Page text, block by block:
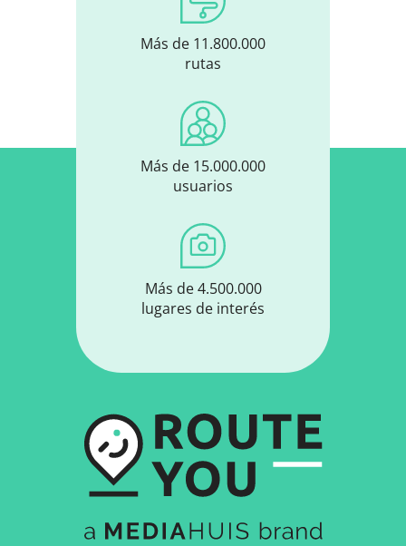
Más de 11.800.000
rutas
Más de 15.000.000
usuarios
Más de 4.500.000
lugares de interés